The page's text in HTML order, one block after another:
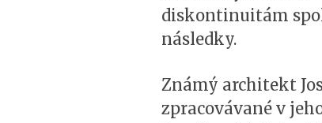
diskontinuitám
následky.
Známý architekt
zpracovávané v